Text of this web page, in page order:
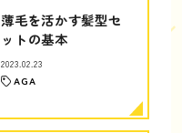
薄毛を活かす髪型セ
ットの基本
2023.02.23
AGA